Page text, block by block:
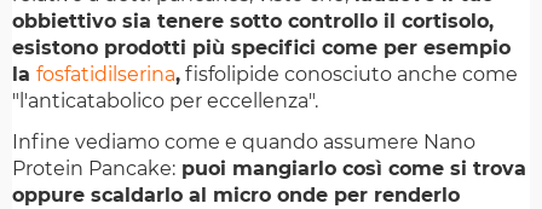
obbiettivo sia tenere sotto controllo il cortisolo,
esistono prodotti più specifici come per esempio
la fosfatidilserina, fisfolipide conosciuto anche come
"l'anticatabolico per eccellenza".
Infine vediamo come e quando assumere Nano
Protein Pancake: puoi mangiarlo così come si trova
oppure scaldarlo al micro onde per renderlo